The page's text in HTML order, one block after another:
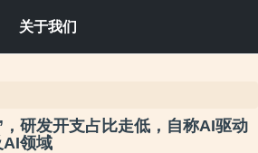
关于我们
研发开支占比走低，自称AI驱动
AI领域